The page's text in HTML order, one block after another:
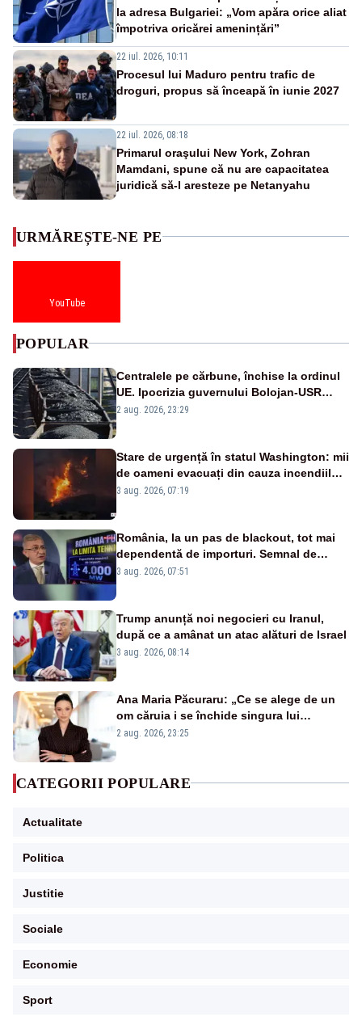
la adresa Bulgariei: „Vom apăra orice aliat
împotriva oricărei amenințări”
22 iul. 2026, 10:11
Procesul lui Maduro pentru trafic de
droguri, propus să înceapă în iunie 2027
22 iul. 2026, 08:18
Primarul oraşului New York, Zohran
Mamdani, spune că nu are capacitatea
juridică să-l aresteze pe Netanyahu
URMĂREȘTE-NE PE
YouTube
POPULAR
Centralele pe cărbune, închise la ordinul
UE. Ipocrizia guvernului Bolojan-USR
după starea de alertă
2 aug. 2026, 23:29
Stare de urgență în statul Washington: mii
de oameni evacuați din cauza incendiilor
puternice de vegetație
3 aug. 2026, 07:19
România, la un pas de blackout, tot mai
dependentă de importuri. Semnal de
alarmă tras de un expert în energie
3 aug. 2026, 07:51
Trump anunță noi negocieri cu Iranul,
după ce a amânat un atac alături de Israel
3 aug. 2026, 08:14
Ana Maria Păcuraru: „Ce se alege de un
om căruia i se închide singura lui
portiță?”
2 aug. 2026, 23:25
CATEGORII POPULARE
Actualitate
Politica
Justitie
Sociale
Economie
Sport